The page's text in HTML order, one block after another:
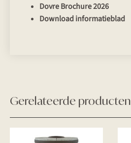
Dovre Brochure 2026
Download informatieblad
Gerelateerde producten